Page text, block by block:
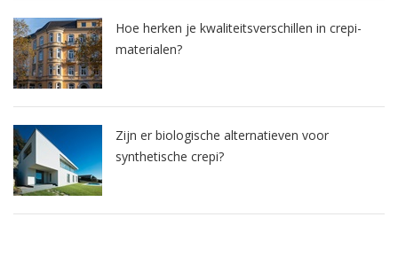
Hoe herken je kwaliteitsverschillen in crepi-
materialen?
Zijn er biologische alternatieven voor
synthetische crepi?